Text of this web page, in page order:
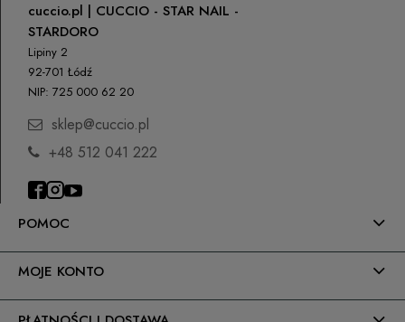
POMOC
MOJE KONTO
cuccio.pl | CUCCIO - STAR NAIL -
STARDORO
Lipiny 2
92-701 Łódź
NIP: 725 000 62 20
sklep@cuccio.pl
+48 512 041 222